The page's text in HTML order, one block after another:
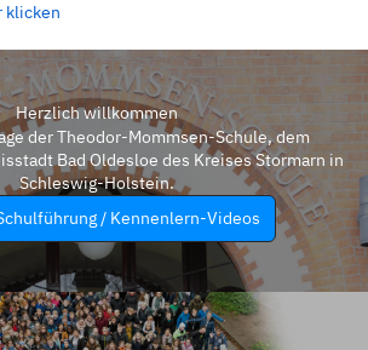
klicken
Herzlich willkommen
der Theodor-Mommsen-Schule, dem
Bad Oldesloe des Kreises Stormarn in
Schleswig-Holstein.
/ Kennenlern-Videos